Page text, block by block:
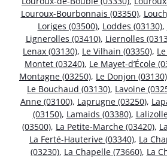
Louroux-Bourbonnais (03350),
Loriges (03500), Loddes (03130),
Lignerolles (03410), Liernolles
Lenax (03130), Le Vilhain (03350),
Montet (03240), Le Mayet-d’École
Montagne (03250), Le Donjon (03130)
Le Bouchaud (03130), Lavoine
Anne (03100), Laprugne (03250),
(03150), Lamaids (03380),
(03500), La Petite-Marche (03420),
La Ferté-Hauterive (03340), La
(03230), La Chapelle (73660), La